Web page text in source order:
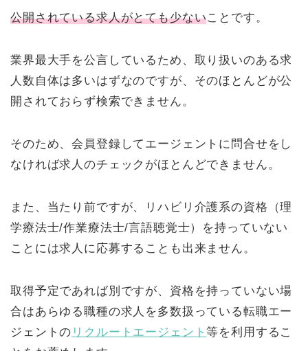
公開されている求人がとても少ないことです。
業界最大手を公言しているため、取り扱いのある求
人数自体は多いはずなのですが、そのほとんどが公
開されておらず検索できません。
そのため、会員登録してエージェントに問合せをし
なければ求人のチェックがほとんどできません。
また、当たり前ですが、リハビリ介護系の資格（理
学療法士/作業療法士/言語聴覚士）を持っていない
ことには求人に応募することも出来ません。
取得予定であれば別ですが、資格を持っていない場
合はあらゆる職種の求人を多数扱っている転職エー
ジェントの リクルートエージェント等を利用するこ